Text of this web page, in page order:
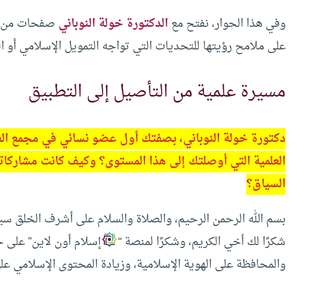
وفي هذا الحوار، نفتح معالدكتورة خولة النوباني صفحات من
على ملامح رؤيتها للتحديات التي تواجه التمويل الإسلامي أو
مسيرة علمية من التأصيل إلى التطبيق
دكتورة خولة النوباني، بصفتك أول عضو نسائي في مجمع
العلمية التي أوصلتك إلى هذا المستوى؟ وكيف كانت
السياق؟
بسم الله الرحمن الرحيم، والصلاة والسلام على أشرف الخلق
شكرًا لك أخي الكريم، وشكرًا لمنصة “
إسلام أون لاين”
والمحافظة على الهوية الإسلامية، وزيادة المحتوى الإسلامي